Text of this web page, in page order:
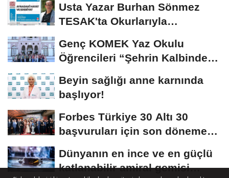
Usta Yazar Burhan Sönmez
TESAK'ta Okurlarıyla
Genç KOMEK Yaz Okulu
Öğrencileri “Şehrin Kalbinde
Beyin sağlığı anne karnında
başlıyor!
Forbes Türkiye 30 Altı 30
başvuruları için son dönemece
Dünyanın en ince ve en güçlü
katlanabilir amiral gemisi